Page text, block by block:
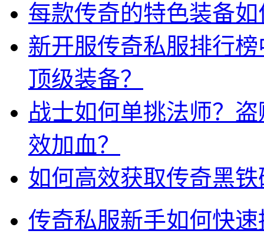
每款传奇的特色装备
新开服传奇私服排行
顶级装备？
战士如何单挑法师？
效加血？
如何高效获取传奇黑
传奇私服新手如何快